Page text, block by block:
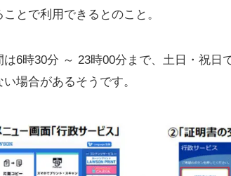
とで利用できるとのこと。
6時30分 ～ 23時00分まで、土日・祝日
場合があるそうです。